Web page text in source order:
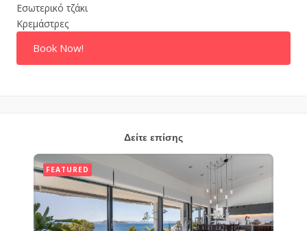
Εσωτερικό τζάκι
Κρεμάστρες
Book Now!
Δείτε επίσης
FEATURED